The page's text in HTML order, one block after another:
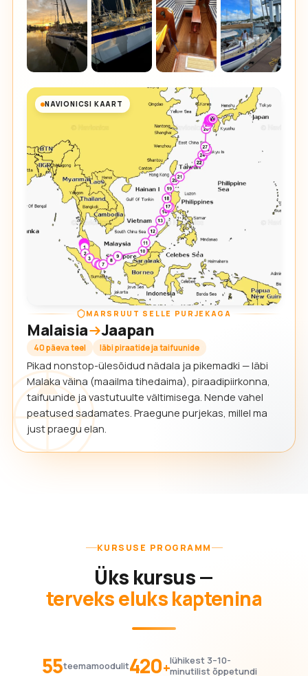
NAVIONICSI KAART
MARSRUUT SELLE PURJEKAGA
Malaisia Jaapan
40 päeva teel läbi piraatide ja taifuunide
Pikad nonstop-ülesõidud nädala ja pikemadki — läbi
Malaka väina (maailma tihedaima), piraadipiirkonna,
taifuunide ja vastutuulte vältimisega. Nende vahel
peatused sadamates. Praegune purjekas, millel ma
just praegu elan.
KURSUSE PROGRAMM
Üks kursus —
terveks eluks kaptenina
55teemamoodulit420+lühikest 3–10-
minutilist õppetundi